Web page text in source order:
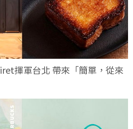
揮軍台北 帶來「簡單，從來